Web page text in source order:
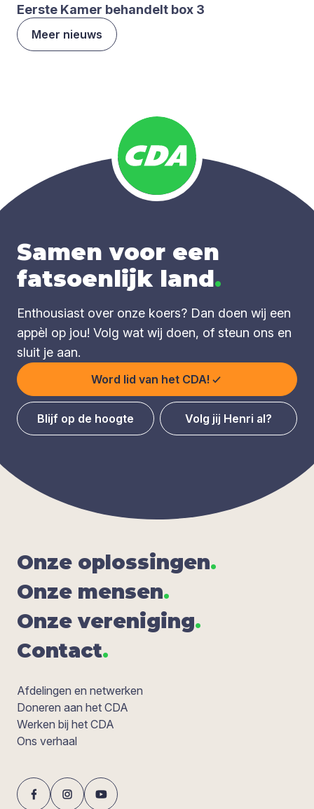
Eer­ste Kamer behan­delt box 3
Meer nieuws
Samen voor een
fatsoenlijk land.
Enthousiast over onze koers? Dan doen wij een
appèl op jou! Volg wat wij doen, of steun ons en
sluit je aan.
Word lid van het CDA!
Blijf op de hoogte Volg jij Henri al?
Onze oplos­sin­gen.
Onze men­sen.
Onze ver­e­ni­ging.
Con­tact.
Afdelingen en netwerken
Doneren aan het CDA
Werken bij het CDA
Ons verhaal